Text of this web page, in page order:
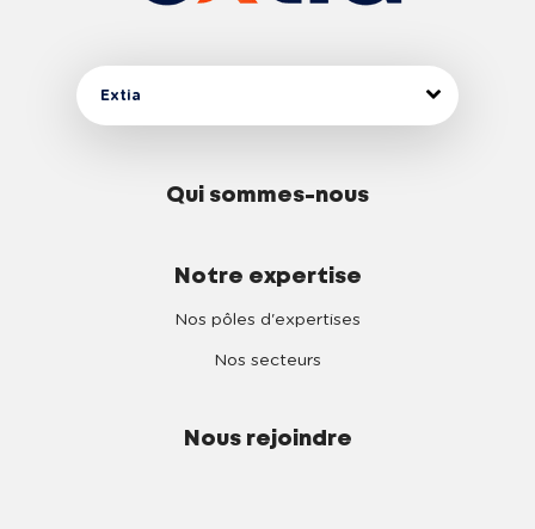
Extia
Qui sommes-nous
Notre expertise
Nos pôles d'expertises
Nos secteurs
Nous rejoindre